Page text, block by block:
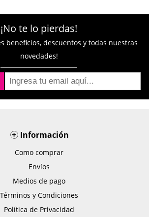
¡No te lo pierdas!
beneficios, descuentos y todas nuestras
novedades!
+Información
Como comprar
Envíos
Medios de pago
Términos y Condiciones
Política de Privacidad